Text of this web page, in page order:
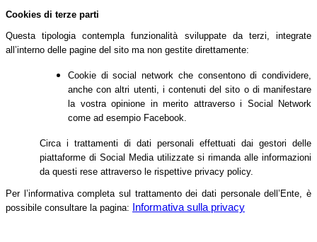
Cookies di terze parti
Questa tipologia contempla funzionalità sviluppate da terzi, integrate
all’interno delle pagine del sito ma non gestite direttamente:
Cookie di social network che consentono di condividere,
anche con altri utenti, i contenuti del sito o di manifestare
la vostra opinione in merito attraverso i Social Network
come ad esempio Facebook.
Circa i trattamenti di dati personali effettuati dai gestori delle
piattaforme di Social Media utilizzate si rimanda alle informazioni
da questi rese attraverso le rispettive privacy policy.
Per l’informativa completa sul trattamento dei dati personale dell’Ente, è
possibile consultare la pagina:
Informativa sulla privacy